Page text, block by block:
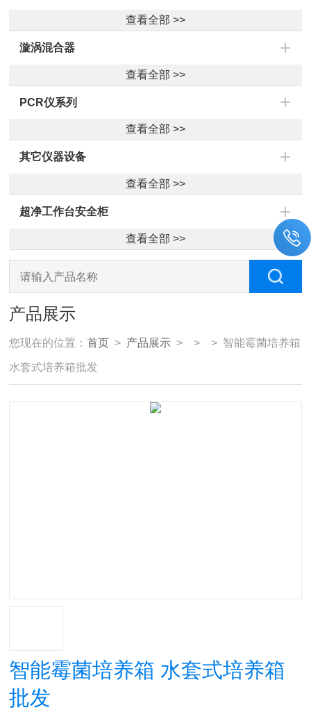
查看全部 >>
漩涡混合器
查看全部 >>
PCR仪系列
查看全部 >>
其它仪器设备
查看全部 >>
超净工作台安全柜
查看全部 >>
产品展示
您现在的位置：首页 > 产品展示 > > > 智能霉菌培养箱
水套式培养箱批发
智能霉菌培养箱 水套式培养箱
批发